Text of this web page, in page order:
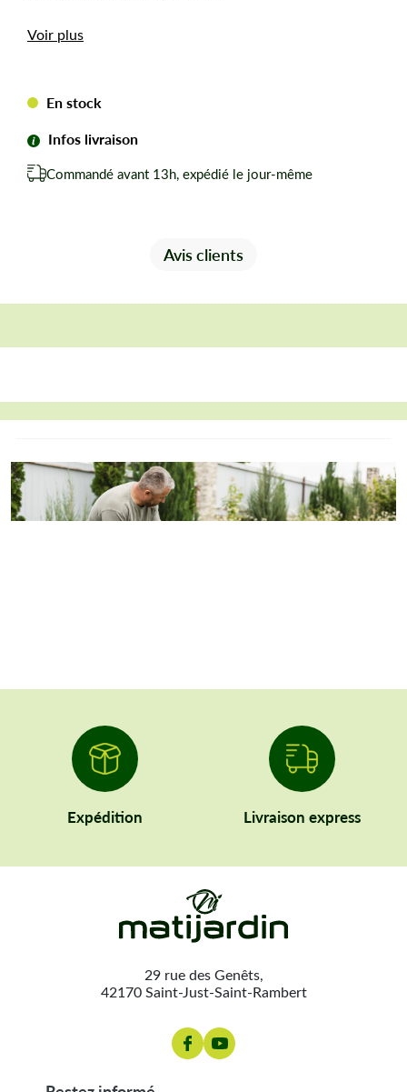
Voir plus
En stock
Infos livraison
Commandé avant 13h, expédié le jour-même
Avis clients
Expédition Livraison express
29 rue des Genêts,
42170 Saint-Just-Saint-Rambert